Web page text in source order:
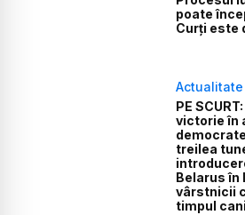
poate
Curți este
Actualitate
PE
victorie în
treilea
Belarus în
vârstnicii
timpul